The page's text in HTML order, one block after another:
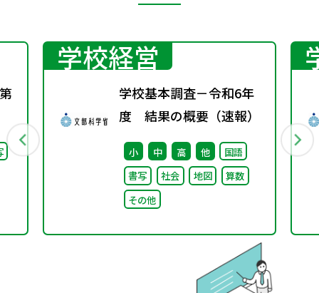
学校経営
学校基本調査－令和6年
度 結果の概要（速報）
小 中 高 他
国語
書写
社会 地図
算数
その他